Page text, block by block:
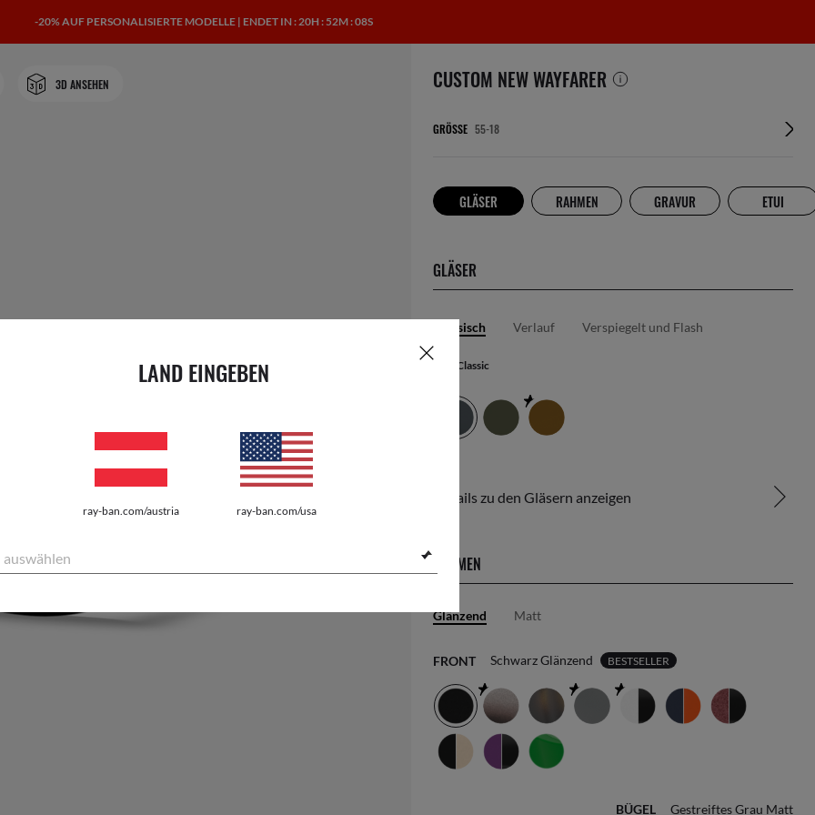
-20% AUF PERSONALISIERTE MODELLE | ENDET IN : 20H : 52M : 08S
LAND EINGEBEN
ray-ban.com/austria ray-ban.com/usa
auswählen
3D ANSEHEN CUSTOM NEW WAYFARER
GRÖSSE
GLÄSER RAHMEN GRAVUR ETUI
GLÄSER
Klassisch Verlauf Verspiegelt und Flash
Blau Classic
Details zu den Gläsern anzeigen
RAHMEN
Glänzend Matt
Schwarz Glänzend BESTSELLER
FRONT
Gestreiftes Grau Matt
BÜGEL